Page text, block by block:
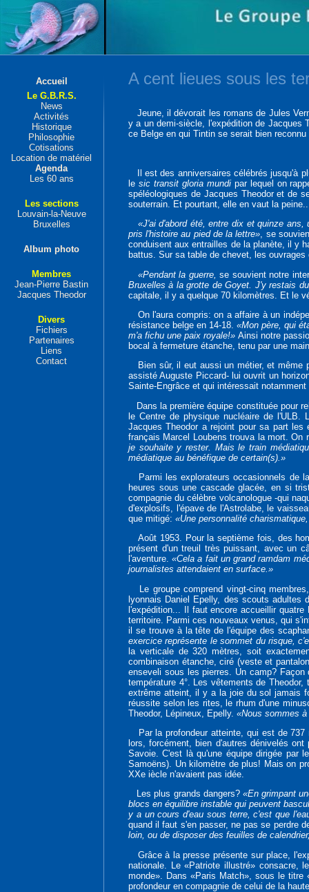
Accueil
Le G.B.R.S.
News
Activités
Historique
Philosophie
Cotisations
Location de matériel
Agenda
Les 60 ans
Les sections
Louvain-la-Neuve
Bruxelles
Album photo
Membres
Jean-Pierre Bastin
Jacques Theodor
Divers
Fichiers
Partenaires
Liens
Contact
A cent lieues sous les
Jeune, il dévorait les romans de Jules
y a un demi-siècle, l'expédition de Jacques
ce Belge en qui Tintin se serait bien
Il est des anniversaires célébrés jusqu'à
le sic transit gloria mundi par lequel on
spéléologiques de Jacques Theodor et de
souterrain. Et pourtant, elle en vaut la
«J'ai d'abord été, entre dix et quinze
pris l'histoire au pied de la lettre», se
conduisent aux entrailles de la planète, il y
battus. Sur sa table de chevet, les
«Pendant la guerre,se souvient notre
Bruxelles à la grotte de Goyet. J'y restais
capitale, il y a quelque 70 kilomètres. Et le
On l'aura compris: on a affaire à un
résistance belge en 14-18.«Mon père, qui
m'a fichu une paix royale!» Ainsi notre
bocal à fermeture étanche, tenu par une
Bien sûr, il eut aussi un métier, et même
assisté Auguste Piccard- lui ouvrit un
Sainte-Engrâce et qui intéressait
Dans la première équipe constituée pour
le Centre de physique nucléaire de l'ULB.
Jacques Theodor a rejoint pour sa part
français Marcel Loubens trouva la mort.
je souhaite y rester. Mais le train
médiatique au bénéfique de certain(s).»
Parmi les explorateurs occasionnels de
heures sous une cascade glacée, en si
compagnie du célèbre volcanologue -qui
d'explosifs, l'épave de l'Astrolabe, le
que mitigé: «Une personnalité
Août 1953. Pour la septième fois, des
présent d'un treuil très puissant, avec un
l'aventure.«Cela a fait un grand ramdam
journalistes attendaient en surface.»
Le groupe comprend vingt-cinq
lyonnais Daniel Epelly, des scouts adultes
l'expédition... Il faut encore accueillir
territoire. Parmi ces nouveaux venus, qui
il se trouve à la tête de l'équipe des
exercice représente le sommet du risque,
la verticale de 320 mètres, soit
combinaison étanche, ciré (veste et
enseveli sous les pierres. Un camp?
température 4°. Les vêtements de
extrême atteint, il y a la joie du sol jamais
réussite selon les rites, le rhum d'une
Theodor, Lépineux, Epelly. «Nous sommes
Par la profondeur atteinte, qui est de 737
lors, forcément, bien d'autres dénivelés
Savoie. C'est là qu'une équipe dirigée par
Samoëns). Un kilomètre de plus! Mais on
XXe iècle n'avaient pas idée.
Les plus grands dangers? «En grimpant
blocs en équilibre instable qui peuvent
y a un cours d'eau sous terre, c'est que
quand il faut s'en passer, ne pas se perdre
loin, ou de disposer des feuilles de
Grâce à la presse présente sur place,
nationale. Le «Patriote illustré» consacre,
monde». Dans «Paris Match», sous le
profondeur en compagnie de celui de la